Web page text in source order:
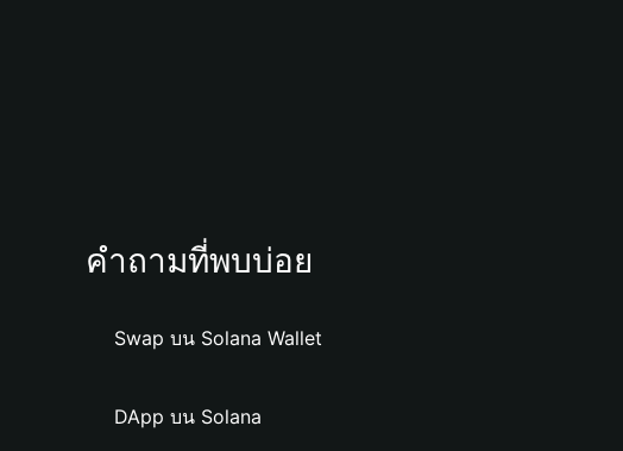
คำถามที่พบบ่อย
Swap บน Solana Wallet
DApp บน Solana